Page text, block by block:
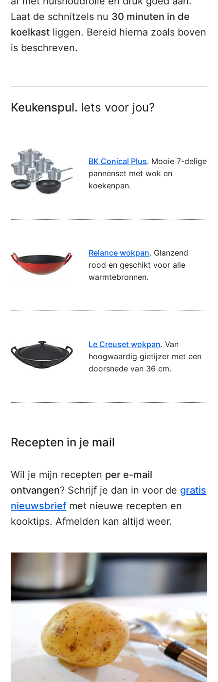
Laat de schnitzels nu 30 minuten in de
koelkast liggen. Bereid hierna zoals boven
is beschreven.
Keukenspul. Iets voor jou?
BK Conical Plus. Mooie 7-delige
pannenset met wok en
koekenpan.
Relance wokpan. Glanzend
rood en geschikt voor alle
warmtebronnen.
Le Creuset wokpan. Van
hoogwaardig gietijzer met een
doorsnede van 36 cm.
Recepten in je mail
Wil je mijn recepten per e-mail
ontvangen? Schrijf je dan in voor de gratis
nieuwsbrief met nieuwe recepten en
kooktips. Afmelden kan altijd weer.